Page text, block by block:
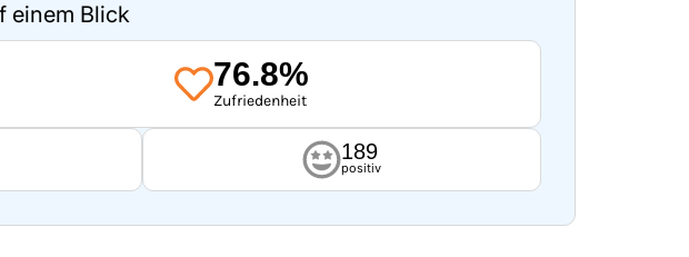
einem Blick
76.8%
Zufriedenheit
189
positiv